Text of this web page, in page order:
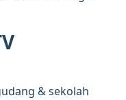
& sekolah